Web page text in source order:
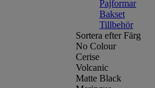
Pajformar
Bakset
Tillbehör
Sortera efter Färg
No Colour
Cerise
Volcanic
Matte Black